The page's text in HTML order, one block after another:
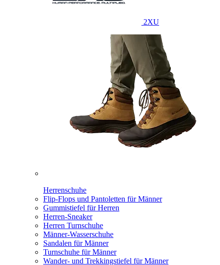
2XU
Herrenschuhe
Flip-Flops und Pantoletten für Männer
Gummistiefel für Herren
Herren-Sneaker
Herren Turnschuhe
Männer-Wasserschuhe
Sandalen für Männer
Turnschuhe für Männer
Wander- und Trekkingstiefel für Männer